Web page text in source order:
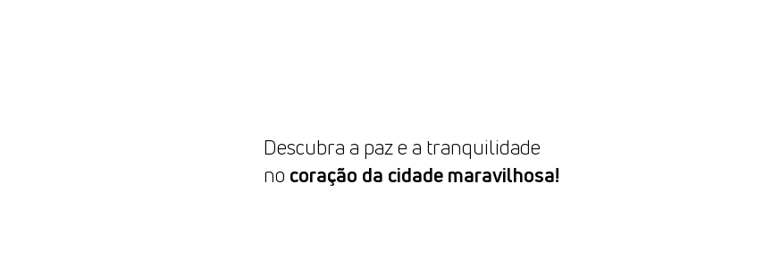
Descubra a paz e a tranquilidade
no coração da cidade maravilhosa!